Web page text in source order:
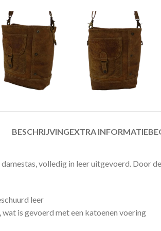
BESCHRIJVINGEXTRA INFORMATIE
volledig in leer uitgevoerd. Door
leer
is gevoerd met een katoenen voering